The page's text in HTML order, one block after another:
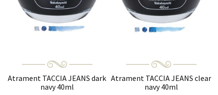
Atrament TACCIA JEANS dark
navy 40ml
Atrament TACCIA JEANS clear
navy 40ml